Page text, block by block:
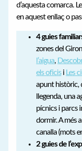
d’aquesta comarca.
en aquest enllaç o
4 guies
zones del
l’aigua,
els oficisi Les
apunt històric,
llegenda, una
pícnics i parcs
dormir. A més
canalla (mots
2 guies de